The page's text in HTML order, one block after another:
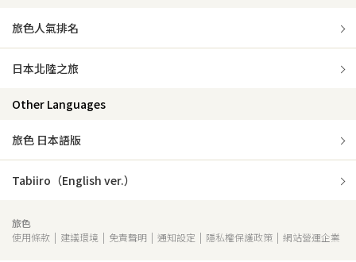
旅色人氣排名
日本北陸之旅
Other Languages
旅色 日本語版
Tabiiro（English ver.）
旅色
使用條款
建議環境 免責聲明 通知設定 隱私權保護政策 網站營運企業